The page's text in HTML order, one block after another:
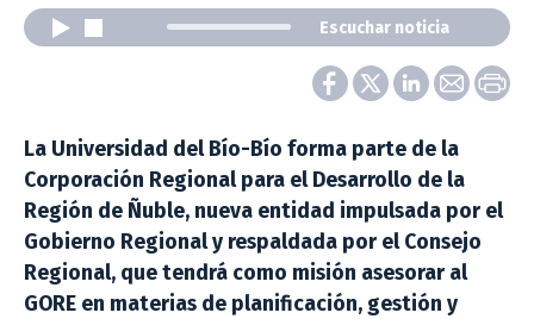
Escuchar noticia
La Universidad del Bío-Bío forma parte de la
Corporación Regional para el Desarrollo de la
Región de Ñuble, nueva entidad impulsada por el
Gobierno Regional y respaldada por el Consejo
Regional, que tendrá como misión asesorar al
GORE en materias de planificación, gestión y